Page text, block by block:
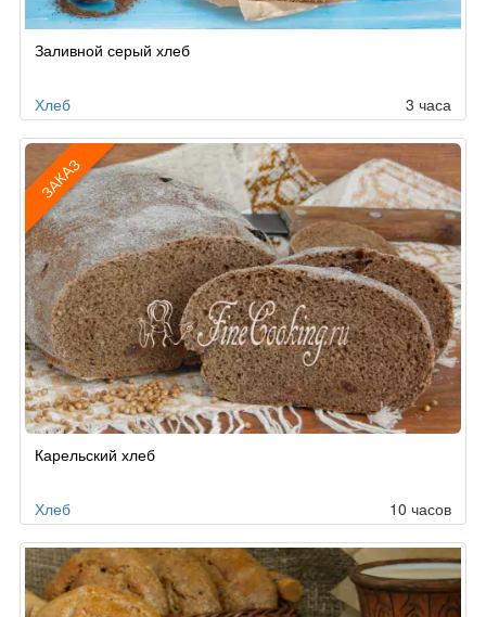
Заливной серый хлеб
Хлеб 3 часа
ЗАКАЗ
поКарельский хлеб
Хлеб 10 часов